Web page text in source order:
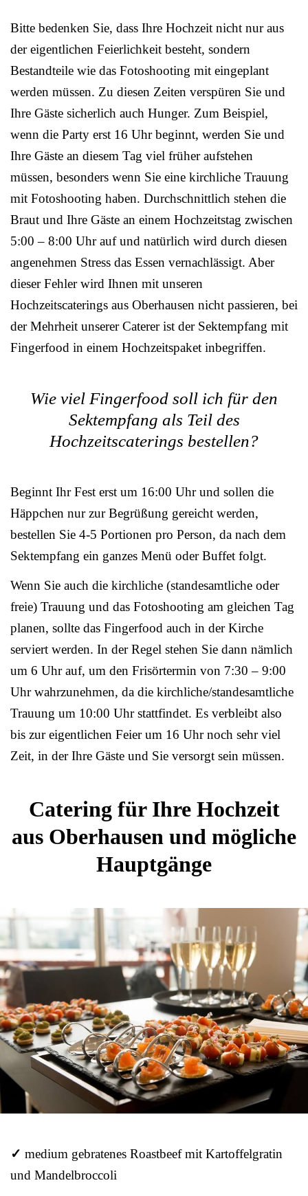
Bitte bedenken Sie, dass Ihre Hochzeit nicht nur aus
der eigentlichen Feierlichkeit besteht, sondern
Bestandteile wie das Fotoshooting mit eingeplant
werden müssen. Zu diesen Zeiten verspüren Sie und
Ihre Gäste sicherlich auch Hunger. Zum Beispiel,
wenn die Party erst 16 Uhr beginnt, werden Sie und
Ihre Gäste an diesem Tag viel früher aufstehen
müssen, besonders wenn Sie eine kirchliche Trauung
mit Fotoshooting haben. Durchschnittlich stehen die
Braut und Ihre Gäste an einem Hochzeitstag zwischen
5:00 – 8:00 Uhr auf und natürlich wird durch diesen
angenehmen Stress das Essen vernachlässigt. Aber
dieser Fehler wird Ihnen mit unseren
Hochzeitscaterings aus Oberhausen nicht passieren, bei
der Mehrheit unserer Caterer ist der Sektempfang mit
Fingerfood in einem Hochzeitspaket inbegriffen.
Wie viel Fingerfood soll ich für den
Sektempfang als Teil des
Hochzeitscaterings bestellen?
Beginnt Ihr Fest erst um 16:00 Uhr und sollen die
Häppchen nur zur Begrüßung gereicht werden,
bestellen Sie 4-5 Portionen pro Person, da nach dem
Sektempfang ein ganzes Menü oder Buffet folgt.
Wenn Sie auch die kirchliche (standesamtliche oder
freie) Trauung und das Fotoshooting am gleichen Tag
planen, sollte das Fingerfood auch in der Kirche
serviert werden. In der Regel stehen Sie dann nämlich
um 6 Uhr auf, um den Frisörtermin von 7:30 – 9:00
Uhr wahrzunehmen, da die kirchliche/standesamtliche
Trauung um 10:00 Uhr stattfindet. Es verbleibt also
bis zur eigentlichen Feier um 16 Uhr noch sehr viel
Zeit, in der Ihre Gäste und Sie versorgt sein müssen.
Catering für Ihre Hochzeit
aus Oberhausen und mögliche
Hauptgänge
✓ medium gebratenes Roastbeef mit Kartoffelgratin
und Mandelbroccoli